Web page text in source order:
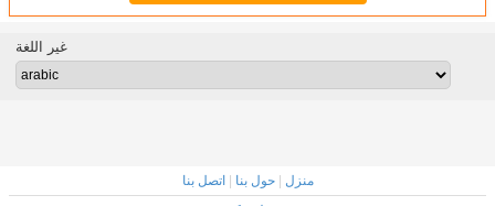
غير اللغة
منزل |حول بنا |اتصل بنا